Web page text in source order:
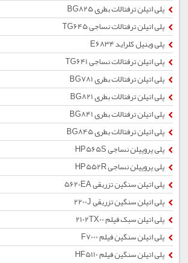
پلی اتیلن ترفتالات بطری BG825
پلی اتیلن ترفتالات نساجی TG645
پلی وینیل کلراید E6834
پلی اتیلن ترفتالات نساجی TG641
پلی اتیلن ترفتالات بطری BG781
پلی اتیلن ترفتالات بطری BG821
پلی اتیلن ترفتالات بطری BG841
پلی اتیلن ترفتالات بطری BG845
پلی پروپیلن نساجی HP565S
پلی پروپیلن نساجی HP552R
پلی اتیلن سنگین تزریقی 5620EA
پلی اتیلن سنگین تزریقی 2200J
پلی اتیلن سبک فیلم 2102TX00
پلی اتیلن سنگین فیلم F7000
پلی اتیلن سنگین فیلم HF5110